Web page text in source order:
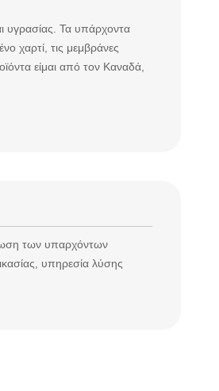
υγρασίας. Τα υπάρχοντα
χαρτί, τις μεμβράνες
είμαι από τον Καναδά,
των υπαρχόντων
υπηρεσία λύσης